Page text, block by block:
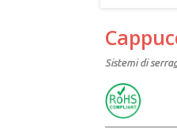
Sistemi di